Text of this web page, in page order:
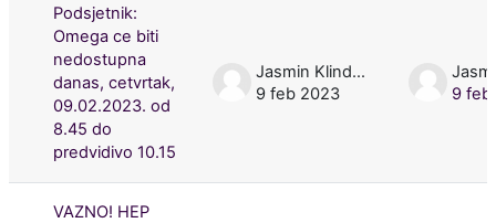
Podsjetnik:
Omega ce biti
nedostupna
danas, cetvrtak,
09.02.2023. od
8.45 do
predvidivo 10.15
Jasmin Klindžić
9 feb 2023
9 feb
VAZNO! HEP